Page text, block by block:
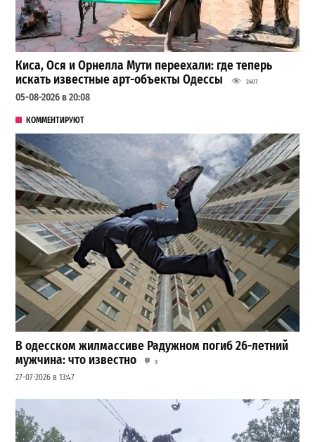
Киса, Ося и Орнелла Мути переехали: где теперь
искать известные арт-объекты Одессы
2407
05-08-2026 в 20:08
КОММЕНТИРУЮТ
В одесском жилмассиве Радужном погиб 26-летний
мужчина: что известно
3
27-07-2026 в 13:47